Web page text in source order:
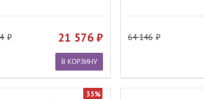
21 576
В КОРЗИНУ
64 146
35%